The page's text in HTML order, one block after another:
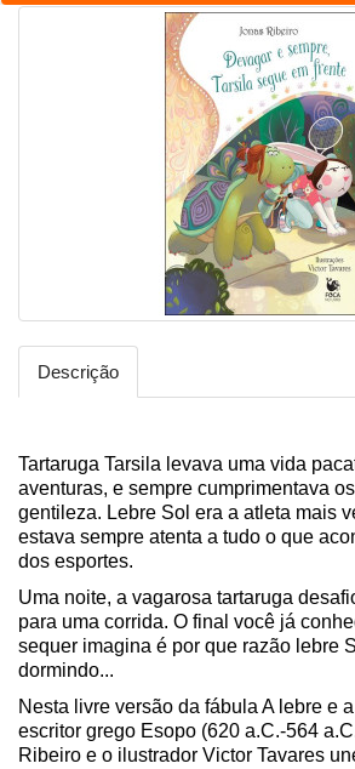
Descrição
Tartaruga Tarsila levava uma vida
aventuras, e sempre cumprimentava
gentileza. Lebre Sol era a atleta mais
estava sempre atenta a tudo o que
dos esportes.
Uma noite, a vagarosa tartaruga
para uma corrida. O final você já
sequer imagina é por que razão lebre
dormindo...
Nesta livre versão da fábula A lebre e
escritor grego Esopo (620 a.C.-564
Ribeiro e o ilustrador Victor Tavares